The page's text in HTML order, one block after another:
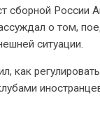
сборной России
о том,
ситуации.
как